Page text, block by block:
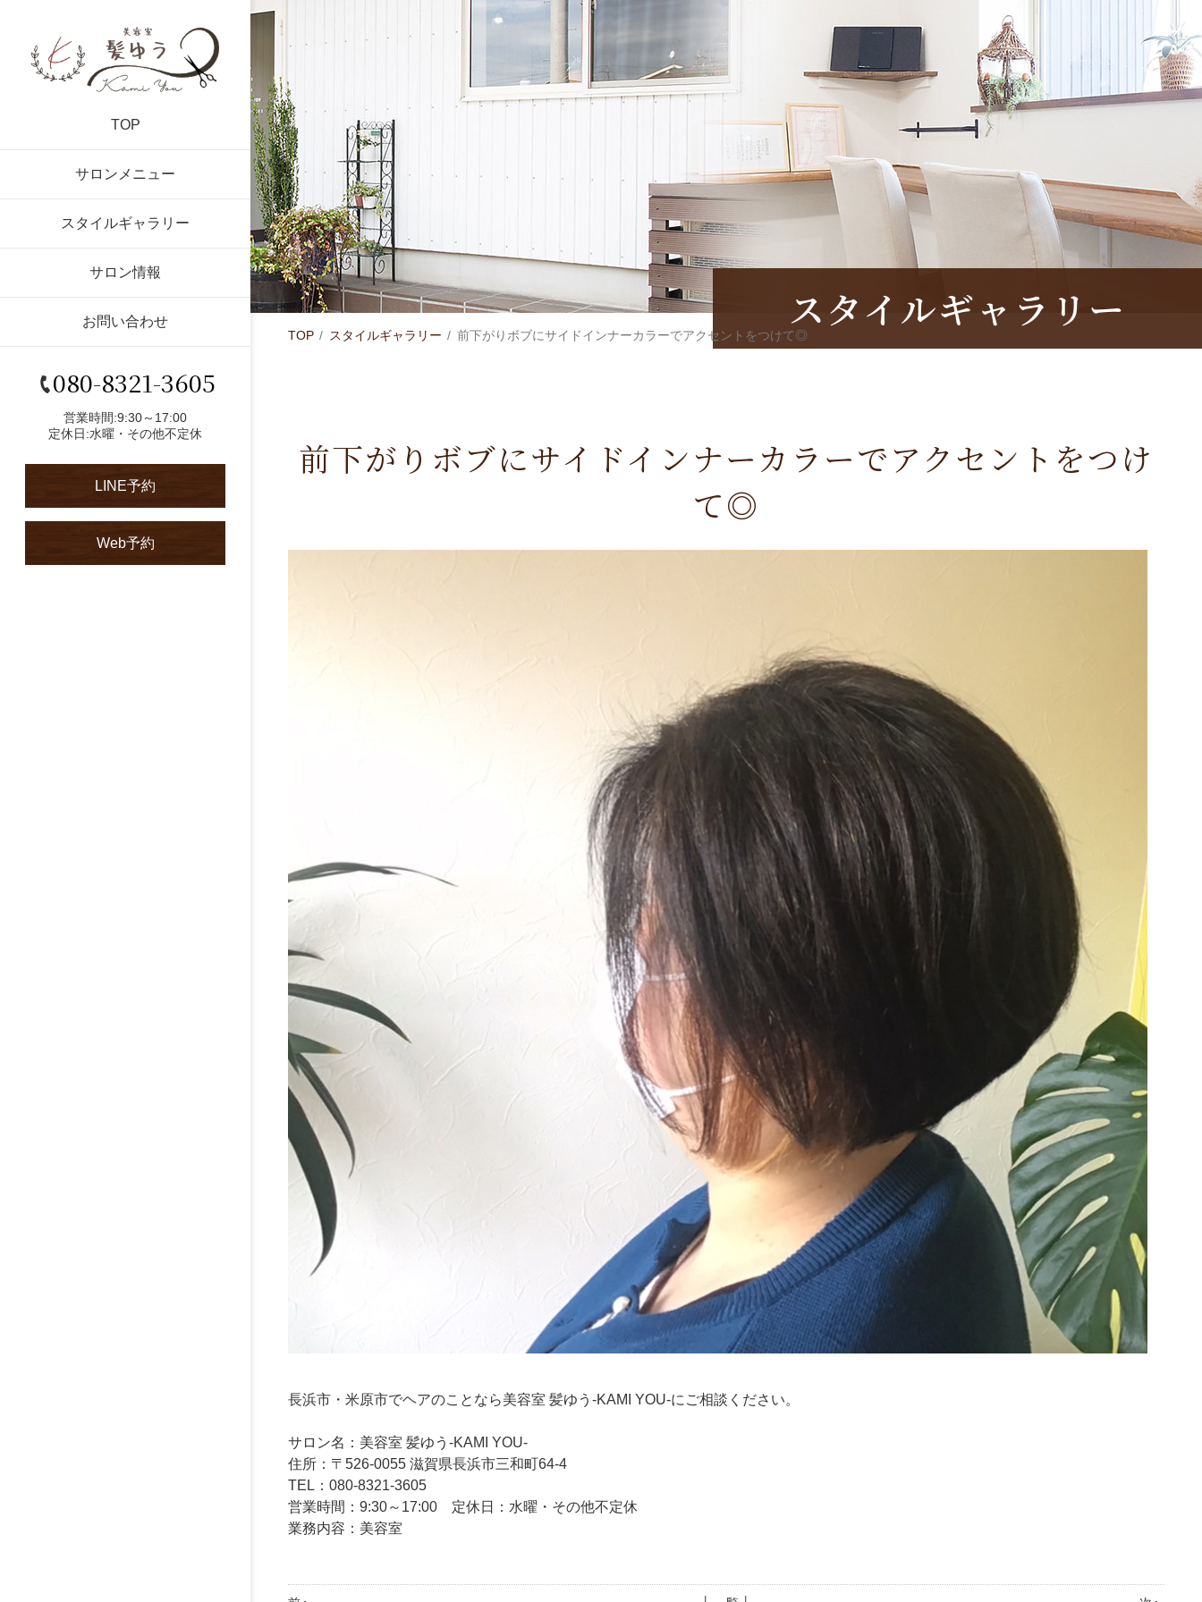
TOP
サロンメニュー
スタイルギャラリー
サロン情報
お問い合わせ
080-8321-3605
営業時間:9:30～17:00
定休日:水曜・その他不定休
LINE予約
Web予約
スタイルギャラリー
TOP スタイルギャラリー 前下がりボブにサイドインナーカラーでアクセントをつけて◎
前下がりボブにサイドインナーカラーでアクセントをつけ
て◎
長浜市・米原市でヘアのことなら美容室 髪ゆう-KAMI YOU-にご相談ください。
サロン名：美容室 髪ゆう-KAMI YOU-
住所：〒526-0055 滋賀県長浜市三和町64-4
TEL：080-8321-3605
営業時間：9:30～17:00 定休日：水曜・その他不定休
業務内容：美容室